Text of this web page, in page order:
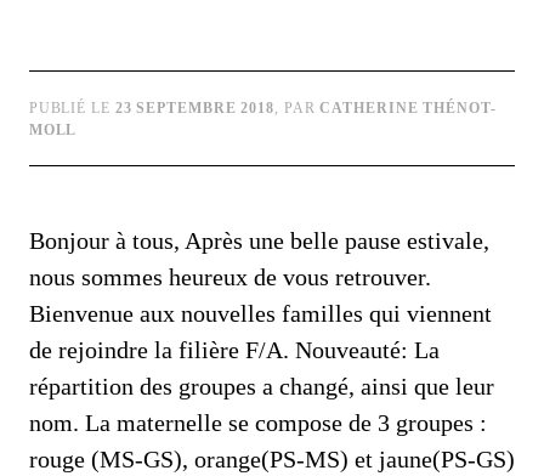
PUBLIÉ LE 23 SEPTEMBRE 2018 , PARCATHERINE THÉNOT-
MOLL
Bonjour à tous, Après une belle pause estivale,
nous sommes heureux de vous retrouver.
Bienvenue aux nouvelles familles qui viennent
de rejoindre la filière F/A. Nouveauté: La
répartition des groupes a changé, ainsi que leur
nom. La maternelle se compose de 3 groupes :
rouge (MS-GS), orange(PS-MS) et jaune(PS-GS)